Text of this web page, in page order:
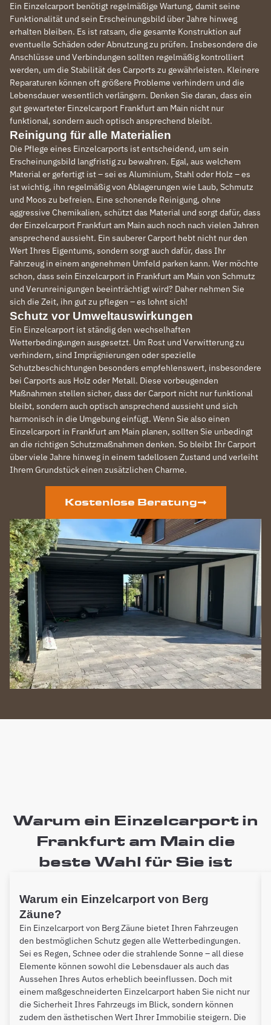
Ein Einzelcarport benötigt regelmäßige Wartung, damit seine
Funktionalität und sein Erscheinungsbild über Jahre hinweg
erhalten bleiben. Es ist ratsam, die gesamte Konstruktion auf
eventuelle Schäden oder Abnutzung zu prüfen. Insbesondere die
Anschlüsse und Verbindungen sollten regelmäßig kontrolliert
werden, um die Stabilität des Carports zu gewährleisten. Kleinere
Reparaturen können oft größere Probleme verhindern und die
Lebensdauer wesentlich verlängern. Denken Sie daran, dass ein
gut gewarteter Einzelcarport Frankfurt am Main nicht nur
funktional, sondern auch optisch ansprechend bleibt.
Reinigung für alle Materialien
Die Pflege eines Einzelcarports ist entscheidend, um sein
Erscheinungsbild langfristig zu bewahren. Egal, aus welchem
Material er gefertigt ist – sei es Aluminium, Stahl oder Holz – es
ist wichtig, ihn regelmäßig von Ablagerungen wie Laub, Schmutz
und Moos zu befreien. Eine schonende Reinigung, ohne
aggressive Chemikalien, schützt das Material und sorgt dafür, dass
der Einzelcarport Frankfurt am Main auch noch nach vielen Jahren
ansprechend aussieht. Ein sauberer Carport hebt nicht nur den
Wert Ihres Eigentums, sondern sorgt auch dafür, dass Ihr
Fahrzeug in einem angenehmen Umfeld parken kann. Wer möchte
schon, dass sein Einzelcarport in Frankfurt am Main von Schmutz
und Verunreinigungen beeinträchtigt wird? Daher nehmen Sie
sich die Zeit, ihn gut zu pflegen – es lohnt sich!
Schutz vor Umweltauswirkungen
Ein Einzelcarport ist ständig den wechselhaften
Wetterbedingungen ausgesetzt. Um Rost und Verwitterung zu
verhindern, sind Imprägnierungen oder spezielle
Schutzbeschichtungen besonders empfehlenswert, insbesondere
bei Carports aus Holz oder Metall. Diese vorbeugenden
Maßnahmen stellen sicher, dass der Carport nicht nur funktional
bleibt, sondern auch optisch ansprechend aussieht und sich
harmonisch in die Umgebung einfügt. Wenn Sie also einen
Einzelcarport in Frankfurt am Main planen, sollten Sie unbedingt
an die richtigen Schutzmaßnahmen denken. So bleibt Ihr Carport
über viele Jahre hinweg in einem tadellosen Zustand und verleiht
Ihrem Grundstück einen zusätzlichen Charme.
Kostenlose Beratung
Warum ein Einzelcarport in
Frankfurt am Main die
beste Wahl für Sie ist
Warum ein Einzelcarport von Berg
Zäune?
Ein Einzelcarport von Berg Zäune bietet Ihren Fahrzeugen
den bestmöglichen Schutz gegen alle Wetterbedingungen.
Sei es Regen, Schnee oder die strahlende Sonne – all diese
Elemente können sowohl die Lebensdauer als auch das
Aussehen Ihres Autos erheblich beeinflussen. Doch mit
einem maßgeschneiderten Einzelcarport haben Sie nicht nur
die Sicherheit Ihres Fahrzeugs im Blick, sondern können
zudem den ästhetischen Wert Ihrer Immobilie steigern. Die